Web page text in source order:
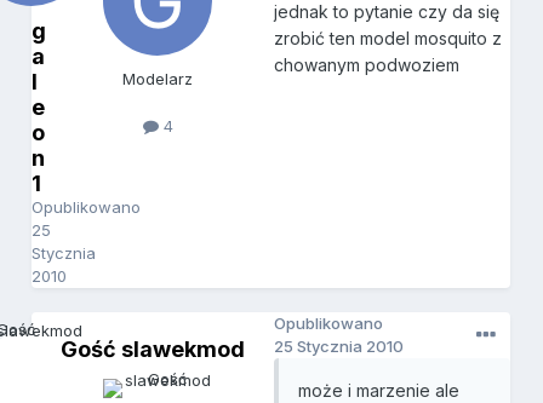
g
a
l
e
o
n
1
Opublikowano
25
Stycznia
2010
Modelarz
4
jednak to pytanie czy da się
zrobić ten model mosquito z
chowanym podwoziem
Gość slawekmod
Opublikowano
25 Stycznia 2010
może i marzenie ale